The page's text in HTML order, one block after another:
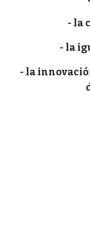
- la
- la
- la